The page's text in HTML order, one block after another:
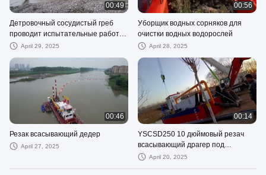
00:49
Детровочный сосудистый греб
проводит испытательные работы
в реке в Индонезии
April 29, 2025
00:56
Уборщик водных сорняков для
очистки водных водорослей
April 28, 2025
00:46
Резак всасывающий дедер
April 27, 2025
00:14
YSCSD250 10 дюймовый резач
всасывающий драгер под
установкой Yongsheng драгер
April 20, 2025